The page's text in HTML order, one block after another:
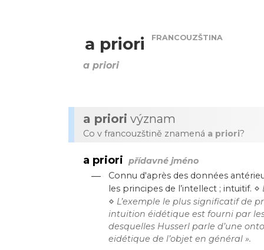
a priori FRANCOUZŠTINA
a priori
a priori význam
Co v francouzštině znamená a priori?
a priori přídavné jméno
—
Connu d'après des données
les principes de l’intellect ; intuitif. ⋄
⋄ L’exemple le plus significatif de
intuition éidétique est fourni par
desquelles Husserl parle d’une
eidétique de l’objet en général ».